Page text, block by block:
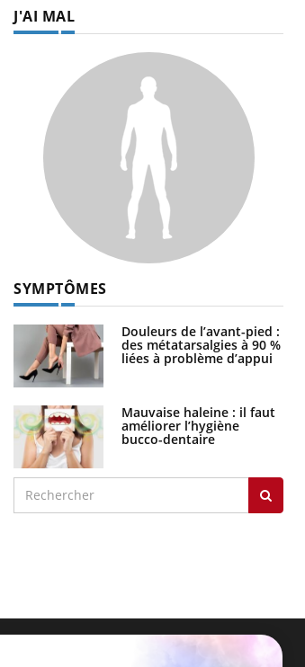
Hantavirus : un cas détecté chez un
J'AI MAL
SYMPTÔMES
Douleurs de l’avant-pied :
des métatarsalgies à 90 %
liées à problème d’appui
Mauvaise haleine : il faut
améliorer l’hygiène
bucco-dentaire